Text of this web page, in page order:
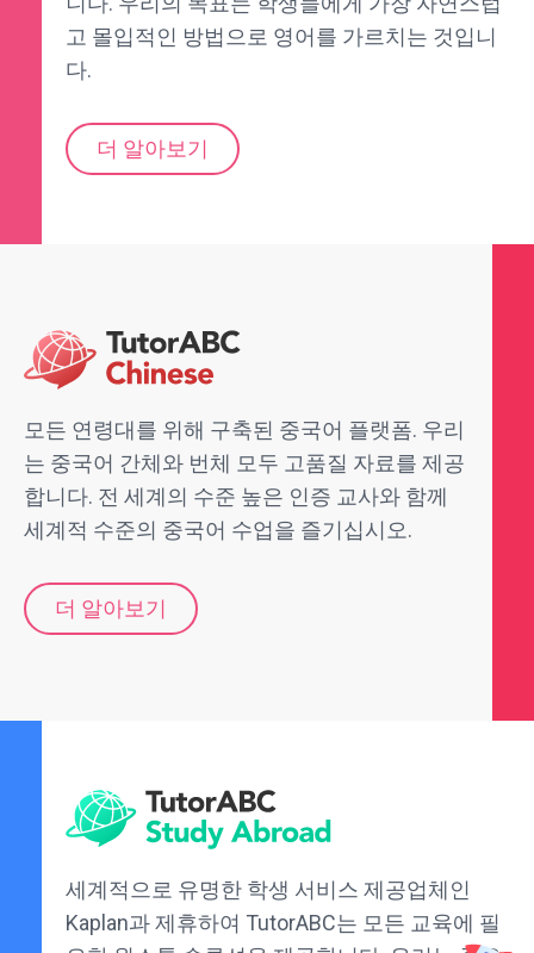
고 몰입적인 방법으로 영어를 가르치는 것입니
다.
더 알아보기
모든 연령대를 위해 구축된 중국어 플랫폼. 우리
는 중국어 간체와 번체 모두 고품질 자료를 제공
합니다. 전 세계의 수준 높은 인증 교사와 함께
세계적 수준의 중국어 수업을 즐기십시오.
더 알아보기
세계적으로 유명한 학생 서비스 제공업체인
Kaplan과 제휴하여 TutorABC는 모든 교육에 필